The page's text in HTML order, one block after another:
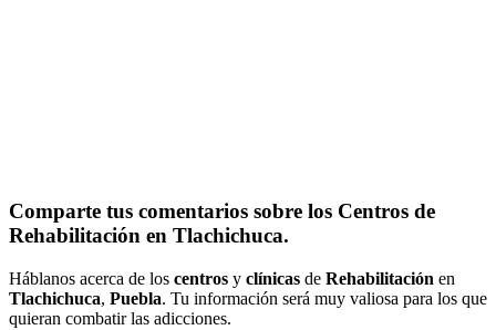
Comparte tus comentarios sobre los Centros de
Rehabilitación en Tlachichuca.
Háblanos acerca de los centros y clínicas de Rehabilitación en
Tlachichuca, Puebla. Tu información será muy valiosa para los que
quieran combatir las adicciones.